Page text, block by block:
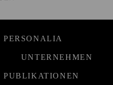
PERSONALIA
UNTERNEHMEN
PUBLIKATIONEN